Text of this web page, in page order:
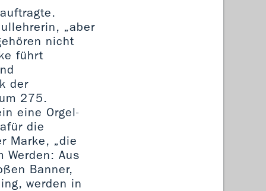
„aber
nicht
führt
der
275.
eine Orgel-
die
Marke, „die
Aus
Banner,
werden in